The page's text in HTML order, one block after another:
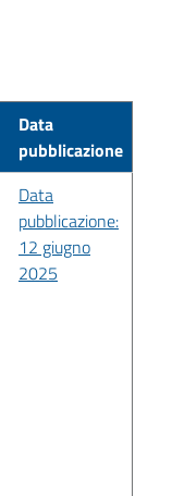
Data
pubblicazione
Data
pubblicazione:
12 giugno
2025